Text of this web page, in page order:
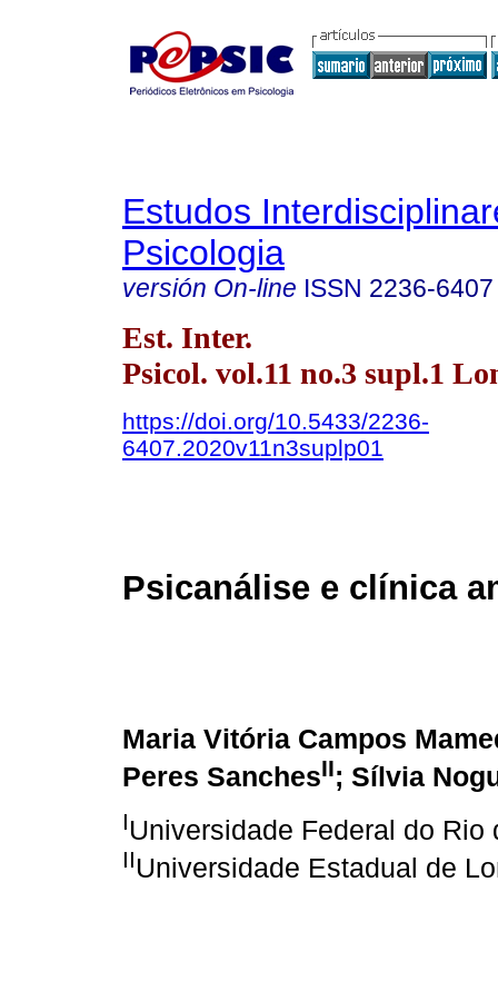
Estudos
Psicologia
versión On-line ISSN 2236-6407
Est. Inter.
Psicol. vol.11 no.3 supl.1
https://doi.org/10.5433/2236-
6407.2020v11n3suplp01
Psicanálise e clínica
Maria Vitória Campos
Peres SanchesII; Sílvia
IUniversidade Federal do Rio
IIUniversidade Estadual de